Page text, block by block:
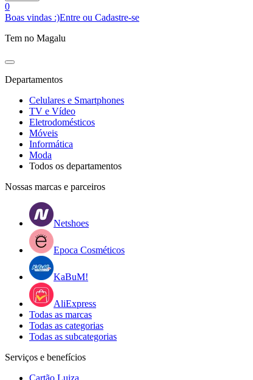
0
Boas vindas :)Entre ou Cadastre-se
Tem no Magalu
Departamentos
Celulares e Smartphones
TV e Vídeo
Eletrodomésticos
Móveis
Informática
Moda
Todos os departamentos
Nossas marcas e parceiros
Netshoes
Epoca Cosméticos
KaBuM!
AliExpress
Todas as marcas
Todas as categorias
Todas as subcategorias
Serviços e benefícios
Cartão Luiza